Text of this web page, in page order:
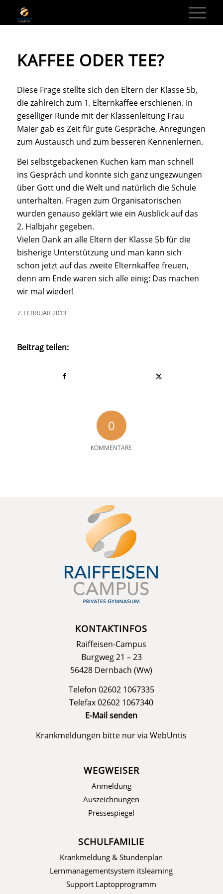
KAFFEE ODER TEE?
Diese Frage stellte sich den Eltern der Klasse 5b,
die zahlreich zum 1. Elternkaffee erschienen. In
geselliger Runde mit der Klassenleitung Frau
Maier gab es Zeit für gute Gespräche, Anregungen
zum Austausch und zum besseren Kennenlernen.
Bei selbstgebackenen Kuchen kam man schnell
ins Gespräch und konnte sich ganz ungezwungen
über Gott und die Welt und natürlich die Schule
unterhalten. Fragen zum Organisatorischen
wurden genauso geklärt wie ein Ausblick auf das
2. Halbjahr gegeben.
Vielen Dank an alle Eltern der Klasse 5b für die
bisherige Unterstützung und man kann sich
schon jetzt auf das zweite Elternkaffee freuen,
denn am Ende waren sich alle einig: Das machen
wir mal wieder!
7. FEBRUAR 2013
Beitrag teilen:
0
KOMMENTARE
KONTAKTINFOS
Raiffeisen-Campus
Burgweg 21 – 23
56428 Dernbach (Ww)
Telefon 02602 1067335
Telefax 02602 1067340
E-Mail senden
Krankmeldungen bitte nur viaWebUntis
WEGWEISER
Anmeldung
Auszeichnungen
Pressespiegel
SCHULFAMILIE
Krankmeldung & Stundenplan
Lernmanagementsystem itslearning
Support Laptopprogramm